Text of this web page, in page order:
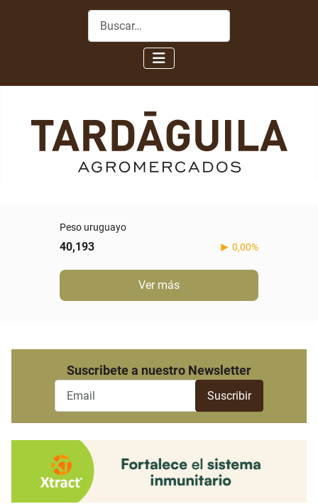
Buscar
Peso uruguayo
40,193 0,00%
Ver más
Suscribete a nuestro Newsletter